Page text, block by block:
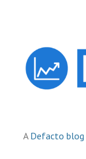
A Defacto blog